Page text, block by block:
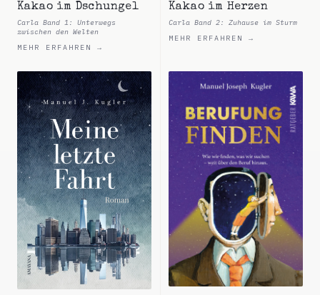
Kakao im Dschungel
Carla Band 1: Unterwegs
zwischen den Welten
MEHR ERFAHREN →
Kakao im Herzen
Carla Band 2: Zuhause im Sturm
MEHR ERFAHREN →